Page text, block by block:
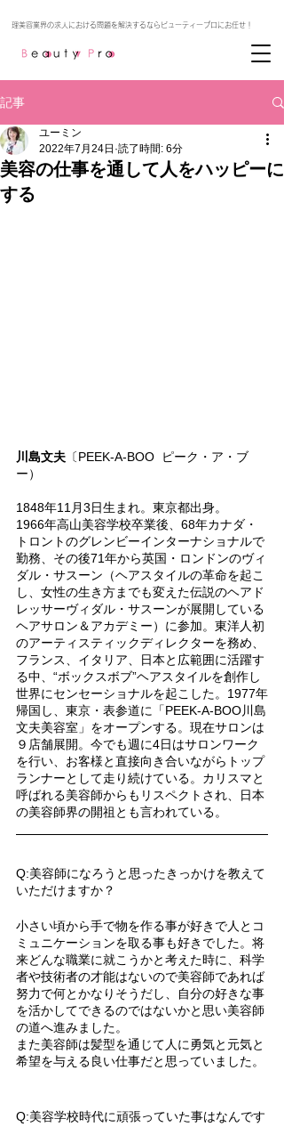
記事
美容の仕事を通して人をハッピーに
する
ユーミン
2022年7月24日 読了時間: 6分
川島文夫 〔PEEK-A-BOO  ピーク・ア・ブ
ー）
1848年11月3日生まれ。東京都出身。
1966年高山美容学校卒業後、68年カナダ・
トロントのグレンビーインターナショナルで
勤務、その後71年から英国・ロンドンのヴィ
ダル・サスーン（ヘアスタイルの革命を起こ
し、女性の生き方までも変えた伝説のヘアド
レッサーヴィダル・サスーンが展開している
ヘアサロン＆アカデミー）に参加。東洋人初
のアーティスティックディレクターを務め、
フランス、イタリア、日本と広範囲に活躍す
る中、“ボックスボブ”ヘアスタイルを創作し
世界にセンセーショナルを起こした。1977年
帰国し、東京・表参道に「PEEK-A-BOO川島
文夫美容室」をオープンする。現在サロンは
９店舗展開。今でも週に4日はサロンワーク
を行い、お客様と直接向き合いながらトップ
ランナーとして走り続けている。カリスマと
呼ばれる美容師からもリスペクトされ、日本
の美容師界の開祖とも言われている。
Q:美容師になろうと思ったきっかけを教えて
いただけますか？
小さい頃から手で物を作る事が好きで人とコ
ミュニケーションを取る事も好きでした。将
来どんな職業に就こうかと考えた時に、科学
者や技術者の才能はないので美容師であれば
努力で何とかなりそうだし、自分の好きな事
を活かしてできるのではないかと思い美容師
の道へ進みました。
また美容師は髪型を通じて人に勇気と元気と
希望を与える良い仕事だと思っていました。
Q:美容学校時代に頑張っていた事はなんです